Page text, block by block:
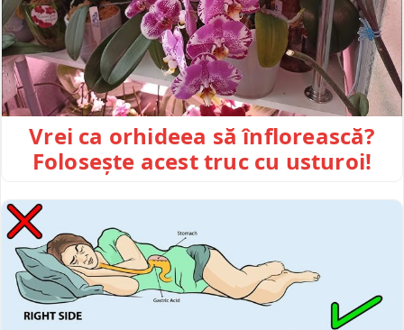
Vrei ca orhideea să înflorească?
Folosește acest truc cu usturoi!